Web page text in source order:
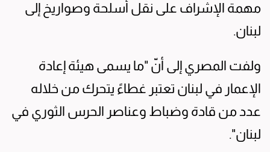
مهمة الإشراف على نقل أسلحة وصواريخ إلى
لبنان.
ولفت المصري إلى أنّ "ما يسمى هيئة إعادة
الإعمار في لبنان تعتبر غطاءً يتحرك من خلاله
عدد من قادة وضباط وعناصر الحرس الثوري في
لبنان".